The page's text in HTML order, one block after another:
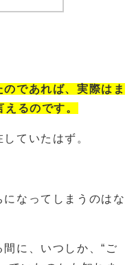
のであれば、実際はま
るのです。
ていたはず。
なってしまうのはな
に、いつしか、“ご